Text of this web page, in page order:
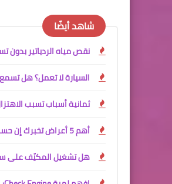
شاهد أيضًا
نقص مياه الردياتير بدون
السيارة لا تعمل؟ هل
ثمانية أسباب تسبب
أهم 5 أعراض تخبرك إن حساس ضغط سكة الوقود خربان! (Fuel Rail Pressure Sensor)
هل تشغيل المكيّف على سرعة 120 كم/س يضرّ السيارة؟ الحقيقة الصادمة التي لا